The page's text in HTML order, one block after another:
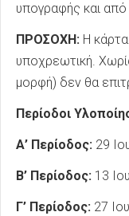
υπογραφής και
ΠΡΟΣΟΧΗ: Η
υποχρεωτική.
μορφή) δεν θα
Περίοδοι
Α’ Περίοδος: 29
Β’ Περίοδος: 13
Γ’ Περίοδος: 27